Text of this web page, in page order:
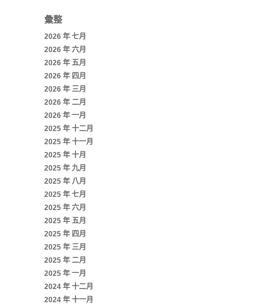
彙整
2026 年 七月
2026 年 六月
2026 年 五月
2026 年 四月
2026 年 三月
2026 年 二月
2026 年 一月
2025 年 十二月
2025 年 十一月
2025 年 十月
2025 年 九月
2025 年 八月
2025 年 七月
2025 年 六月
2025 年 五月
2025 年 四月
2025 年 三月
2025 年 二月
2025 年 一月
2024 年 十二月
2024 年 十一月